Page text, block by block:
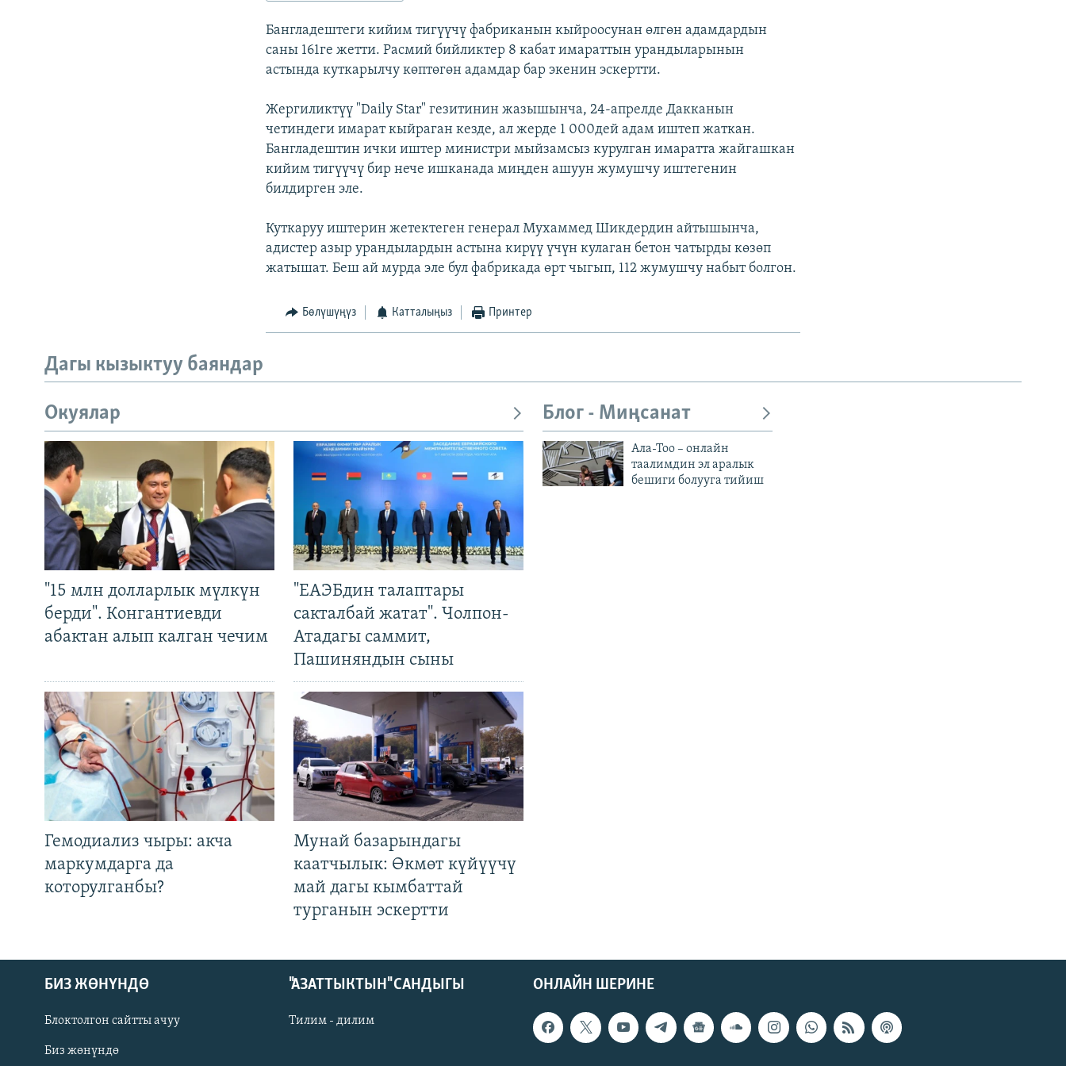
Бангладештеги кийим тигүүчү фабриканын кыйроосунан өлгөн адамдардын
саны 161ге жетти. Расмий бийликтер 8 кабат имараттын урандыларынын
астында куткарылчу көптөгөн адамдар бар экенин эскертти.
Жергиликтүү "Daily Star" гезитинин жазышынча, 24-апрелде Дакканын
четиндеги имарат кыйраган кезде, ал жерде 1 000дей адам иштеп жаткан.
Бангладештин ички иштер министри мыйзамсыз курулган имаратта жайгашкан
кийим тигүүчү бир нече ишканада миңден ашуун жумушчу иштегенин
билдирген эле.
Куткаруу иштерин жетектеген генерал Мухаммед Шикдердин айтышынча,
адистер азыр урандылардын астына кирүү үчүн кулаган бетон чатырды көзөп
жатышат. Беш ай мурда эле бул фабрикада өрт чыгып, 112 жумушчу набыт болгон.
Бөлүшүңүз Катталыңыз Принтер
Дагы кызыктуу баяндар
Окуялар
"15 млн долларлык мүлкүн
берди". Конгантиевди
абактан алып калган чечим
"ЕАЭБдин талаптары
сакталбай жатат". Чолпон-
Атадагы саммит,
Пашиняндын сыны
Гемодиализ чыры: акча
маркумдарга да
которулганбы?
Мунай базарындагы
каатчылык: Өкмөт күйүүчү
май дагы кымбаттай
турганын эскертти
Блог - Миңсанат
Ала-Тоо – онлайн
таалимдин эл аралык
бешиги болууга тийиш
ОНЛАЙН ШЕРИНЕ
БИЗ ЖӨНҮНДӨ
Блоктолгон сайтты ачуу
Биз жөнүндө
"АЗАТТЫКТЫН" САНДЫГЫ
Тилим - дилим